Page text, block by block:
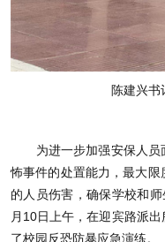
陈建兴
为进一步加强安保人员
怖事件的处置能力，最大
的人员伤害，确保学校和
月10日上午，在迎宾路派
了校园反恐防暴应急演练。